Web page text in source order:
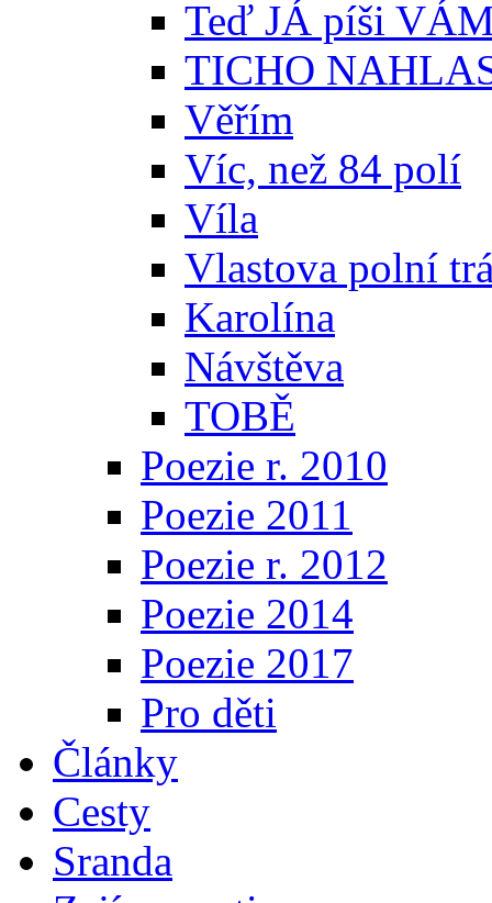
Teď JÁ píši
TICHO
Věřím
Víc, než 84 polí
Víla
Vlastova polní
Karolína
Návštěva
TOBĚ
Poezie r. 2010
Poezie 2011
Poezie r. 2012
Poezie 2014
Poezie 2017
Pro děti
Články
Cesty
Sranda